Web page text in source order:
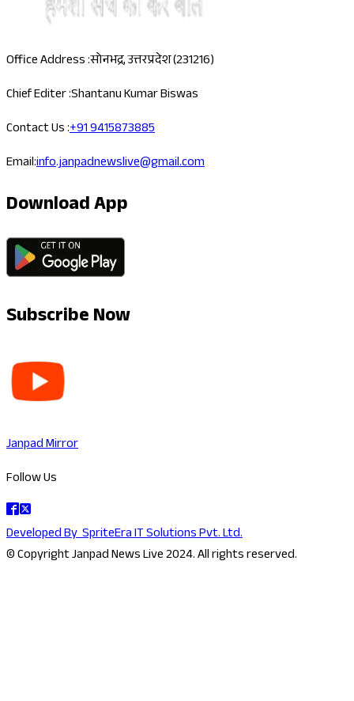
Office Address :सोनभद्र, उत्तरप्रदेश (231216)
Chief Editer :Shantanu Kumar Biswas
Contact Us :+91 9415873885
Email:info.janpadnewslive@gmail.com
Download App
Subscribe Now
Janpad Mirror
Follow Us
Developed BySpriteEra IT Solutions Pvt. Ltd.
© Copyright Janpad News Live 2024. All rights reserved.